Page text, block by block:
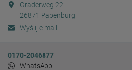
Graderweg 22
26871 Papenburg
Wyślij e-mail
0170-2046877
WhatsApp